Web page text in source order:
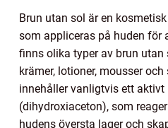
Brun utan sol är en
som appliceras på huden för
finns olika typer av brun utan
krämer, lotioner, mousser
innehåller vanligtvis ett aktivt
(dihydroxiaceton), som
hudens översta lager och